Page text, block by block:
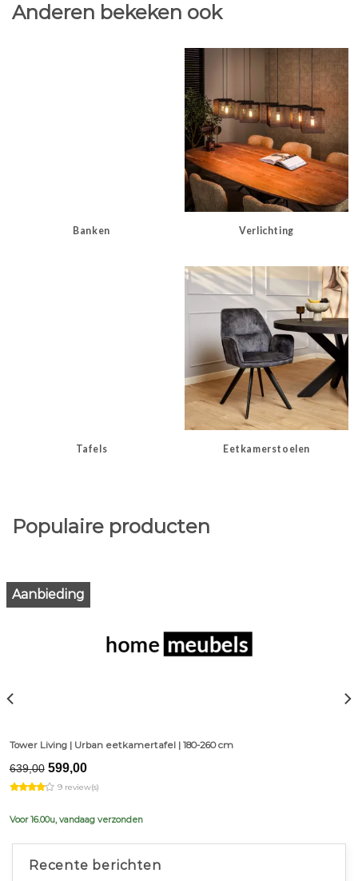
Anderen bekeken ook
Banken Verlichting
Tafels Eetkamerstoelen
Populaire producten
Aanbieding
Tower Living | Urban eetkamertafel | 180-260 cm
639,00 Original
price
was:
599,00Current
is:
9 review(s)
Voor 16.00u, vandaag verzonden
Recente berichten